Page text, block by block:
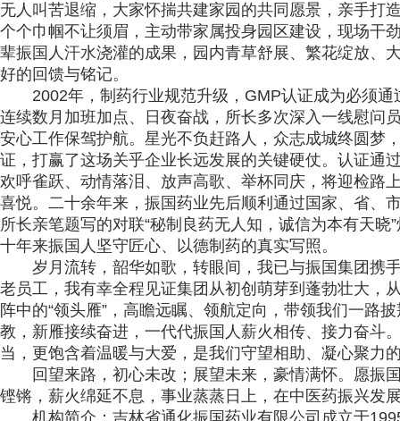
无人叫苦退缩，大家怀揣共建家园的共同愿景，亲手打
个个巾帼不让须眉，主动带家属投身园区建设，现场干
辈振国人汗水浇灌的成果，园内青草舒展、繁花绽放、
好的回馈与铭记。
2002年，制药行业规范升级，GMP认证成为必须
连续数月加班加点、日夜奋战，所长多次深入一线慰问
安心工作保驾护航。星光不负赶路人，众志成城终圆梦
证，打赢了这场关乎企业长远发展的关键硬仗。认证通
欢呼雀跃、动情落泪、放声高歌、举杯同庆，将迎检路
喜悦。二十余年来，振国药业先后顺利通过国家、省、
所长亲笔题写的对联“秘制良药无人知，诚信为本有天
十年来振国人坚守匠心、以德制药的真实写照。
岁月流转，韶华如歌，转眼间，我已与振国集团携
老员工，我有幸全程见证集团从初创萌芽到蓬勃壮大，
阵中的“领头雁”，高瞻远瞩、领航定向，带领我们一路
教，新雁接续奋进，一代代振国人薪火相传、接力奋斗
当，更饱含着温暖与大爱，是我们守望相助、凝心聚力
回望来路，初心未改；展望未来，豪情满怀。愿振
铿锵，薪火绵延不息，事业蒸蒸日上，在中医药振兴发